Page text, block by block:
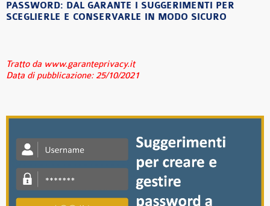
PASSWORD: DAL GARANTE I SUGGERIMENTI PER
SCEGLIERLE E CONSERVARLE IN MODO SICURO
Tratto da www.garanteprivacy.it
Data di pubblicazione: 25/10/2021